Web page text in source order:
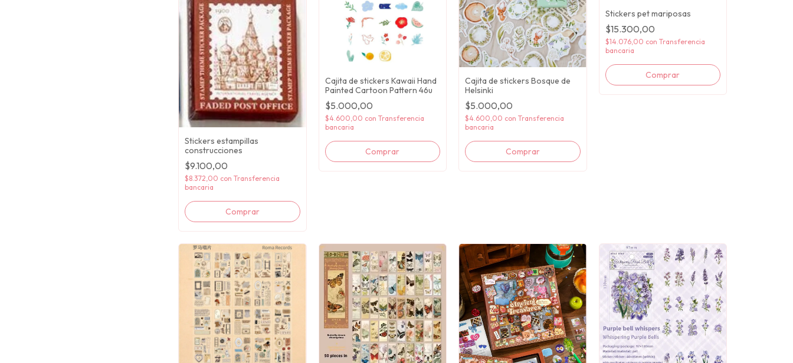
Stickers estampillas
construcciones
$9.100,00
$8.372,00 con Transferencia
bancaria
Cajita de stickers Kawaii Hand
Painted Cartoon Pattern 46u
$5.000,00
$4.600,00 con Transferencia
bancaria
Cajita de stickers Bosque de
Helsinki
$5.000,00
$4.600,00 con Transferencia
bancaria
Stickers pet mariposas
$15.300,00
$14.076,00 con Transferencia
bancaria